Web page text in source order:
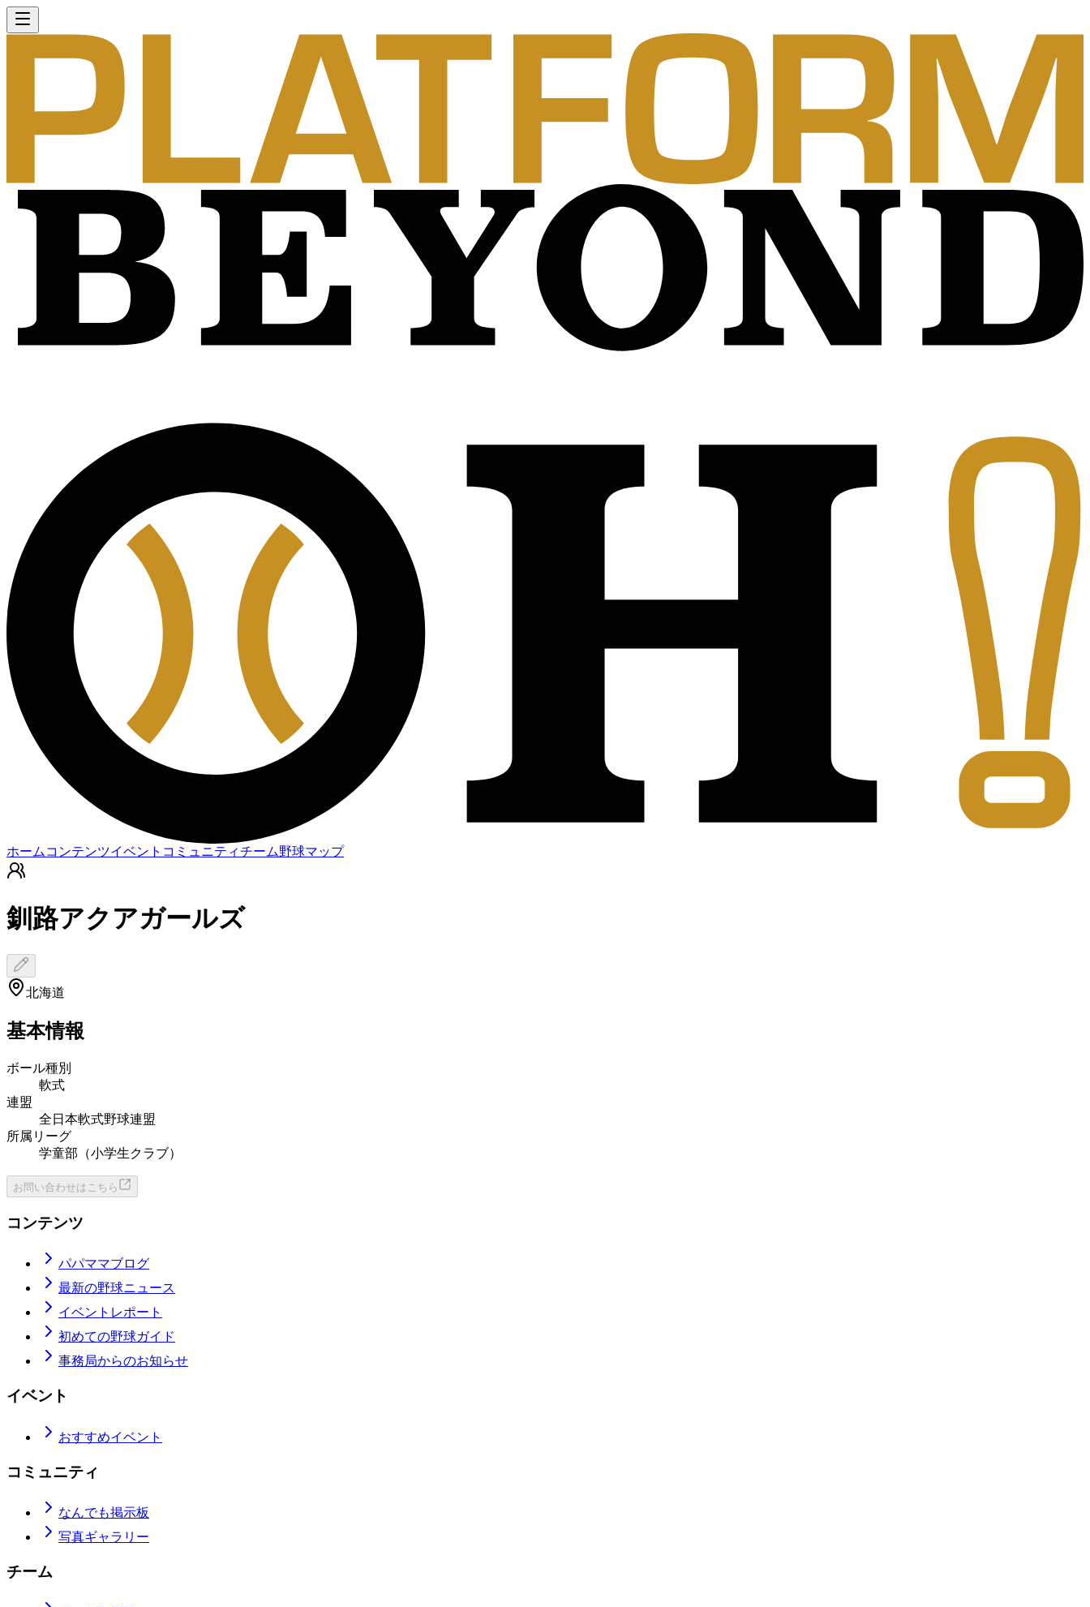
ホーム コンテンツイベント コミュニティチーム野球マップ
釧路アクアガールズ
北海道
基本情報
ボール種別
軟式
連盟
全日本軟式野球連盟
所属リーグ
学童部（小学生クラブ）
お問い合わせはこちら
コンテンツ
パパママブログ
最新の野球ニュース
イベントレポート
初めての野球ガイド
事務局からのお知らせ
イベント
おすすめイベント
コミュニティ
なんでも掲示板
写真ギャラリー
チーム